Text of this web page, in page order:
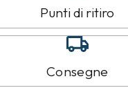
Punti di ritiro
Consegne